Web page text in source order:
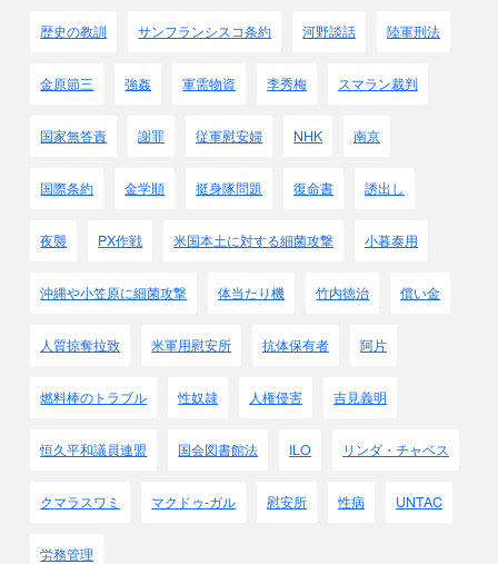
歴史の教訓 サンフランシスコ条約 河野談話 陸軍刑法
金原節三 強姦 軍需物資 李秀梅 スマラン裁判
国家無答責 謝罪 従軍慰安婦 NHK 南京
国際条約 金学順 挺身隊問題 復命書 誘出し
夜襲 PX作戦 米国本土に対する細菌攻撃 小暮泰用
沖縄や小笠原に細菌攻撃 体当たり機 竹内徳治 償い金
人質掠奪拉致 米軍用慰安所 抗体保有者 阿片
燃料棒のトラブル 性奴隷 人権侵害 吉見義明
恒久平和議員連盟 国会図書館法 ILO リンダ・チャベス
クマラスワミ マクドゥ-ガル 慰安所 性病 UNTAC
労務管理